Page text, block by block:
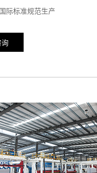
际标准规范生产